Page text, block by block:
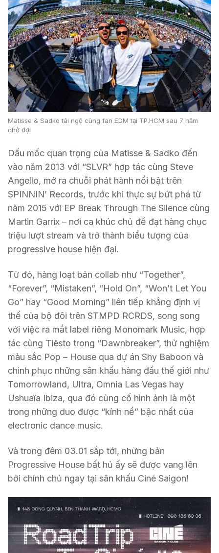
Matisse & Sadko tái ngộ cùng fan EDM tại TP.HCM sau 7 năm
chờ đợi
Dấu mốc quan trọng của Matisse & Sadko đến
vào năm 2013 với “SLVR” hợp tác cùng Steve
Angello, mở ra chuỗi phát hành nổi bật trên
SPINNIN’ Records, trước khi thực sự bứt phá từ
năm 2015 với EP Break Through The Silence cùng
Martin Garrix – nơi ca khúc chủ đề đạt hàng chục
triệu lượt stream và trở thành biểu tượng của
progressive house hiện đại.
Từ đó, hàng loạt bản collab như “Together”,
“Forever”, “Mistaken”, “Hold On”, “Won’t Let You
Go” hay “Good Morning” liên tiếp khẳng định vị
thế của bộ đôi trên STMPD RCRDS, song song
với việc ra mắt label riêng Monomark Music, hợp
tác cùng Tiësto trong “Dawnbreaker”, thử nghiệm
màu sắc Pop – House qua dự án Shy Baboon và
chinh phục những sân khấu hàng đầu thế giới như
Tomorrowland, Ultra, Omnia Las Vegas hay
Ushuaïa Ibiza, qua đó củng cố hình ảnh là một
trong những duo được “kính nể” bậc nhất của
electronic dance music.
Và trong đêm 03.01 sắp tới, những bản
Progressive House bất hủ ấy sẽ được vang lên
bởi chính chủ ngay tại sân khấu Ciné Saigon!